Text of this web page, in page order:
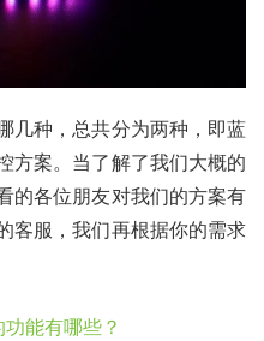
几种，总共分为两种，即蓝
方案。当了解了我们大概的
的各位朋友对我们的方案有
客服，我们再根据你的需求
能有哪些？